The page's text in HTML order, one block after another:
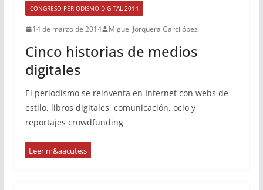
CONGRESO PERIODISMO DIGITAL 2014
14 de marzo de 2014 Miguel Jorquera Garcilópez
Cinco historias de medios
digitales
El periodismo se reinventa en Internet con webs de
estilo, libros digitales, comunicación, ocio y
reportajes crowdfunding